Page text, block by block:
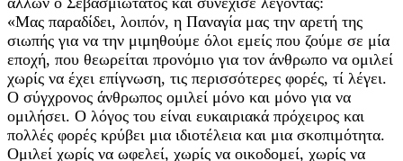
«Μας παραδίδει, λοιπόν, η Παναγία μας την αρετή της
σιωπής για να την μιμηθούμε όλοι εμείς που ζούμε σε μία
εποχή, που θεωρείται προνόμιο για τον άνθρωπο να ομιλεί
χωρίς να έχει επίγνωση, τις περισσότερες φορές, τί λέγει.
Ο σύγχρονος άνθρωπος ομιλεί μόνο και μόνο για να
ομιλήσει. Ο λόγος του είναι ευκαιριακά πρόχειρος και
πολλές φορές κρύβει μια ιδιοτέλεια και μια σκοπιμότητα.
Ομιλεί χωρίς να ωφελεί, χωρίς να οικοδομεί, χωρίς να